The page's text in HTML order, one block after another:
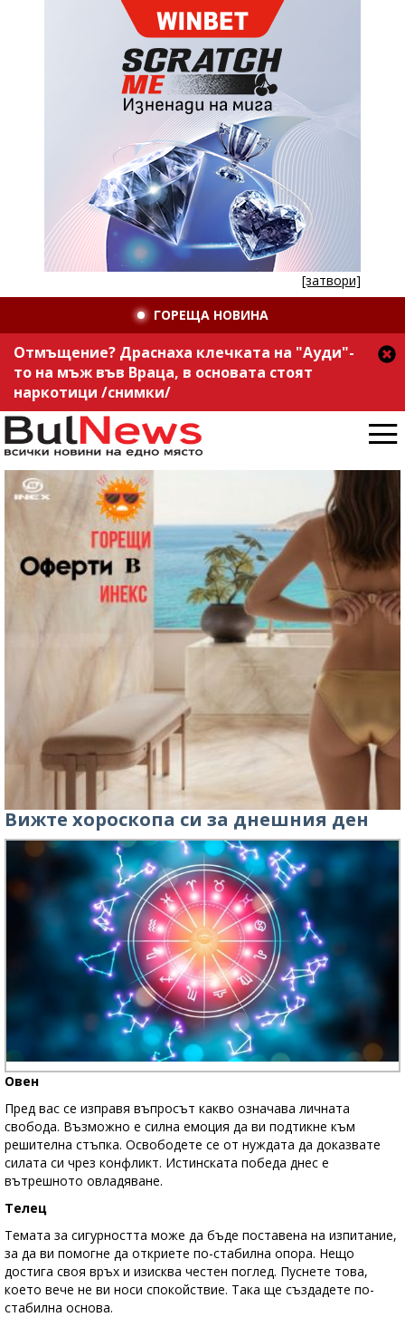
[затвори]
ГОРЕЩА НОВИНА
Отмъщение? Драснаха клечката на "Ауди"-
то на мъж във Враца, в основата стоят
наркотици /снимки/
Вижте хороскопа си за днешния ден
Овен
Пред вас се изправя въпросът какво означава личната
свобода. Възможно е силна емоция да ви подтикне към
решителна стъпка. Освободете се от нуждата да доказвате
силата си чрез конфликт. Истинската победа днес е
вътрешното овладяване.
Телец
Темата за сигурността може да бъде поставена на изпитание,
за да ви помогне да откриете по-стабилна опора. Нещо
достига своя връх и изисква честен поглед. Пуснете това,
което вече не ви носи спокойствие. Така ще създадете по-
стабилна основа.